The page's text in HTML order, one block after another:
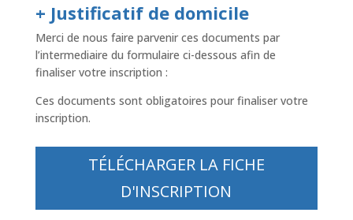
+ Justificatif de domicile
Merci de nous faire parvenir ces documents par
l’intermediaire du formulaire ci-dessous afin de
finaliser votre inscription :
Ces documents sont obligatoires pour finaliser votre
inscription.
TÉLÉCHARGER LA FICHE
D'INSCRIPTION